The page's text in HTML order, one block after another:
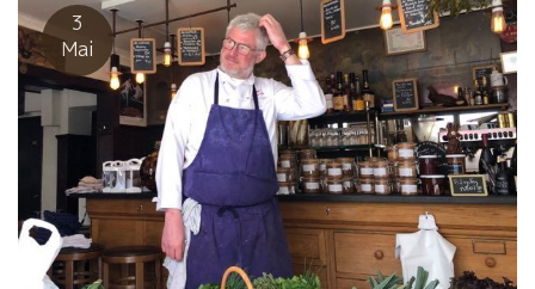
に逢いにいった。 ジャンボンのブースはいつも超人気で多くのフ
ァンに囲まれて、フィリップが相変わらずのハイテンションでワ
インを注いで説明していた。 凄いな！このエネルギー！ ここに集
まっているすべての醸造家達はフィリップのことを尊敬しながら
も愛している。 もう会場全体があたたかい“気”に包まれていた。
醸造家から訪問者まで皆が嬉しくて嬉しくてたまらない！ って
感じの笑顔で溢れていた。 嬉しいことにジャンボン・ファミリー
が全員で参加していた。 あの夢追い人フィリップを裏から確り支
えているカトリーヌもいつもの笑顔だった。 あんなに小さかった
子供達もみんなフィリップより大きくなっていた。 小さくて可愛
かったジュリーちゃんも、な・なんと２４才とのことで美しく可
3
Mai